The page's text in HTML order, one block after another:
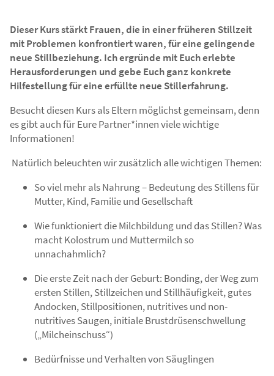
Dieser Kurs stärkt Frauen, die in einer früheren Stillzeit
mit Problemen konfrontiert waren, für eine gelingende
neue Stillbeziehung. Ich ergründe mit Euch erlebte
Herausforderungen und gebe Euch ganz konkrete
Hilfestellung für eine erfüllte neue Stillerfahrung.
Besucht diesen Kurs als Eltern möglichst gemeinsam, denn
es gibt auch für Eure Partner*innen viele wichtige
Informationen!
Natürlich beleuchten wir zusätzlich alle wichtigen Themen:
So viel mehr als Nahrung – Bedeutung des Stillens für
Mutter, Kind, Familie und Gesellschaft
Wie funktioniert die Milchbildung und das Stillen? Was
macht Kolostrum und Muttermilch so
unnachahmlich?
Die erste Zeit nach der Geburt: Bonding, der Weg zum
ersten Stillen, Stillzeichen und Stillhäufigkeit, gutes
Andocken, Stillpositionen, nutritives und non-
nutritives Saugen, initiale Brustdrüsenschwellung
(„Milcheinschuss“)
Bedürfnisse und Verhalten von Säuglingen